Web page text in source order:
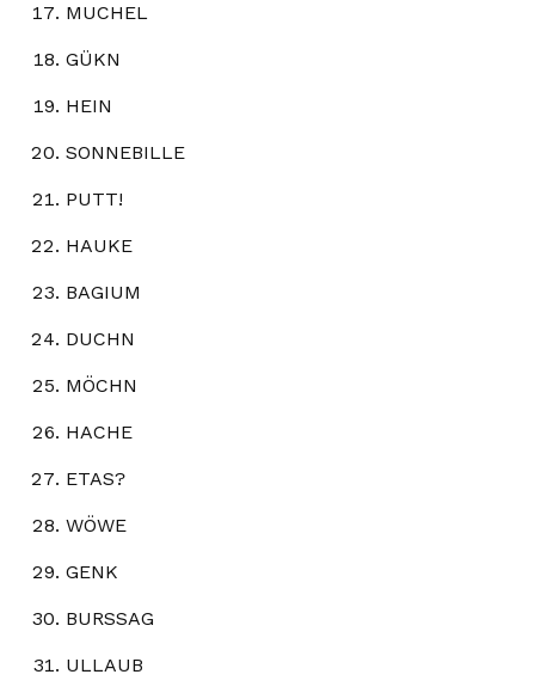
MUCHEL
GÜKN
HEIN
SONNEBILLE
PUTT!
HAUKE
BAGIUM
DUCHN
MÖCHN
HACHE
ETAS?
WÖWE
GENK
BURSSAG
ULLAUB